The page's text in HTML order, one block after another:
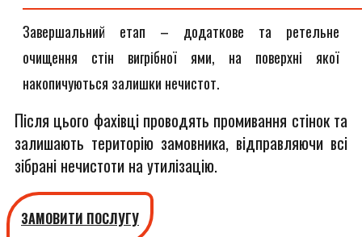
Завершальний етап – додаткове та ретельне
очищення стін вигрібної ями, на поверхні якої
накопичуються залишки нечистот.
Після цього фахівці проводять промивання стінок та
залишають територію замовника, відправляючи всі
зібрані нечистоти на утилізацію.
ЗАМОВИТИ ПОСЛУГУ